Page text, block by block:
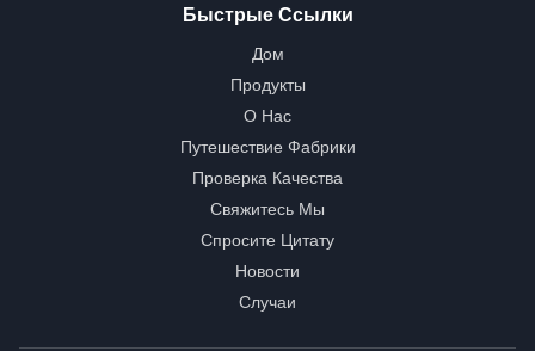
Быстрые Ссылки
Дом
Продукты
О Нас
Путешествие Фабрики
Проверка Качества
Свяжитесь Мы
Спросите Цитату
Новости
Случаи